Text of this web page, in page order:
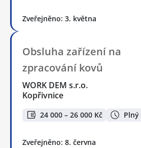
Zveřejněno: 3. května
Obsluha zařízení na
zpracování kovů
WORK DEM s.r.o.
Kopřivnice
24 000 – 26 000 Kč Plný
Zveřejněno: 8. června